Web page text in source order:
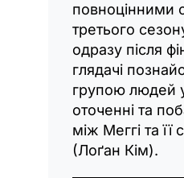
повноцінними
третього
одразу після
глядачі
групою людей
оточенні та
між Меггі та
(Лоґан Кім).